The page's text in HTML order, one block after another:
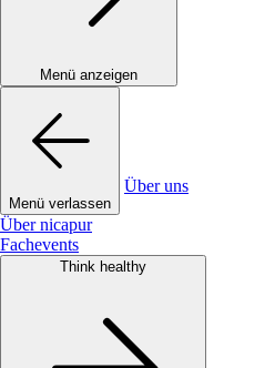
Menü anzeigen
Menü verlassen
Über uns
Über nicapur
Fachevents
Think healthy